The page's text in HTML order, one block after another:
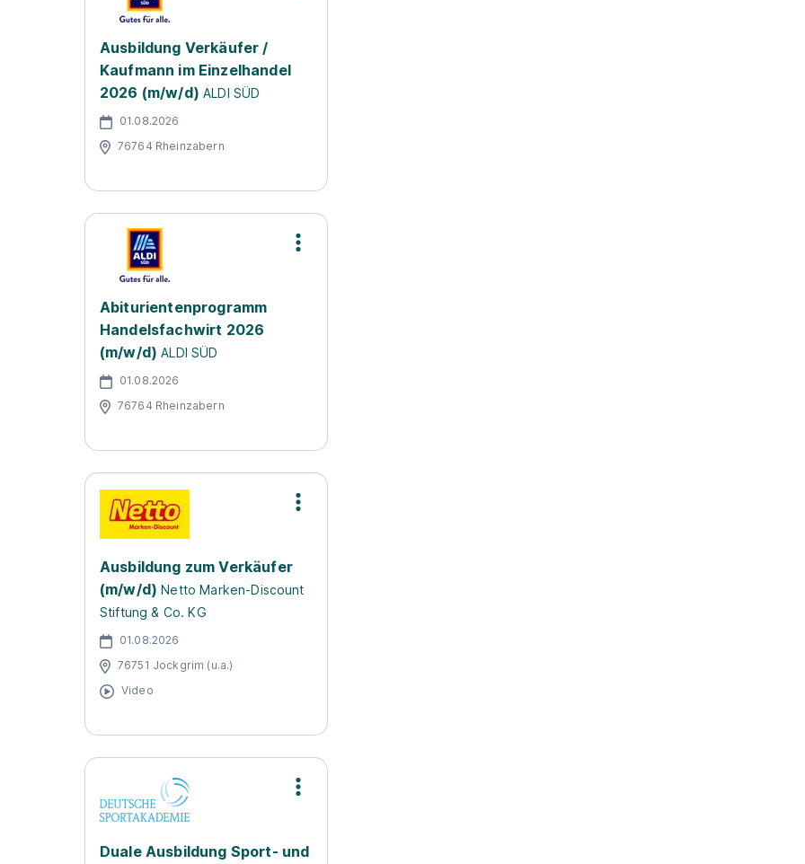
Ausbildung Verkäufer /
Kaufmann im Einzelhandel
2026 (m/w/d) ALDI SÜD
01.08.2026
76764 Rheinzabern
Abiturientenprogramm
Handelsfachwirt 2026
(m/w/d) ALDI SÜD
01.08.2026
76764 Rheinzabern
Ausbildung zum Verkäufer
(m/w/d) Netto Marken-Discount
Stiftung & Co. KG
01.08.2026
76751 Jockgrim (u.a.)
Video
Duale Ausbildung Sport- und